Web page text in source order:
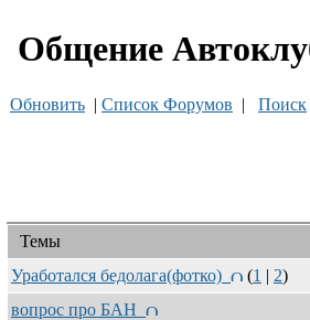
Общение
Обновить | Список Форумов | Поиск
Темы
Уработался бедолага(фотко)
(1 | 2)
вопрос про БАН